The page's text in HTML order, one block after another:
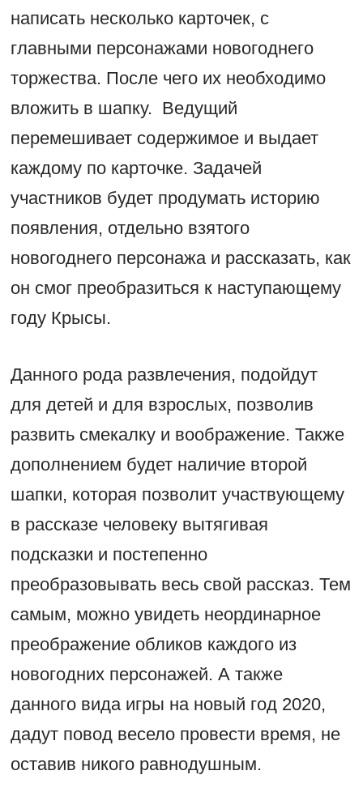
написать несколько карточек, с
главными персонажами новогоднего
торжества. После чего их необходимо
вложить в шапку. Ведущий
перемешивает содержимое и выдает
каждому по карточке. Задачей
участников будет продумать историю
появления, отдельно взятого
новогоднего персонажа и рассказать, как
он смог преобразиться к наступающему
году Крысы.
Данного рода развлечения, подойдут
для детей и для взрослых, позволив
развить смекалку и воображение. Также
дополнением будет наличие второй
шапки, которая позволит участвующему
в рассказе человеку вытягивая
подсказки и постепенно
преобразовывать весь свой рассказ. Тем
самым, можно увидеть неординарное
преображение обликов каждого из
новогодних персонажей. А также
данного вида игры на новый год 2020,
дадут повод весело провести время, не
оставив никого равнодушным.